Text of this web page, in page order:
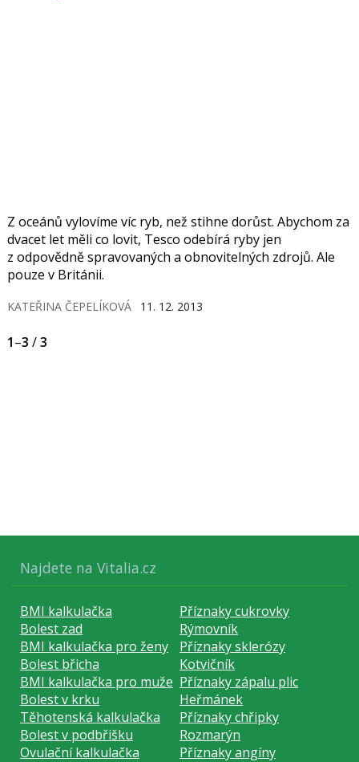
Z oceánů vylovíme víc ryb, než stihne dorůst. Abychom za
dvacet let měli co lovit, Tesco odebírá ryby jen
z odpovědně spravovaných a obnovitelných zdrojů. Ale
pouze v Británii.
KATEŘINA ČEPELÍKOVÁ 11. 12. 2013
1–3 /3
Najdete na Vitalia.cz
BMI kalkulačka
Příznaky cukrovky
Bolest zad
Rýmovník
BMI kalkulačka pro ženy
Příznaky sklerózy
Bolest břicha
Kotvičník
BMI kalkulačka pro muže Příznaky zápalu plic
Bolest v krku
Heřmánek
Těhotenská kalkulačka
Příznaky chřipky
Bolest v podbřišku
Rozmarýn
Ovulační kalkulačka
Příznaky angíny